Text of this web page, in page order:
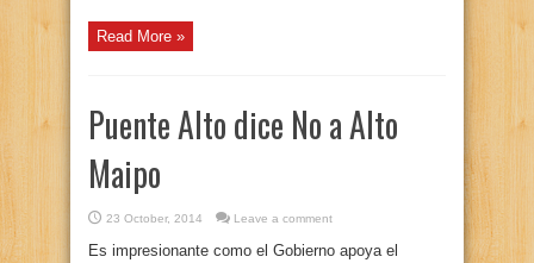
Read More »
Puente Alto dice No a Alto
Maipo
23 October, 2014 Leave a comment
Es impresionante como el Gobierno apoya el